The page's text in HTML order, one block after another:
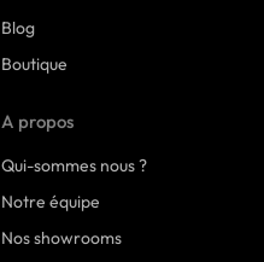
Blog
Boutique
A propos
Qui-sommes nous ?
Notre équipe
Nos showrooms